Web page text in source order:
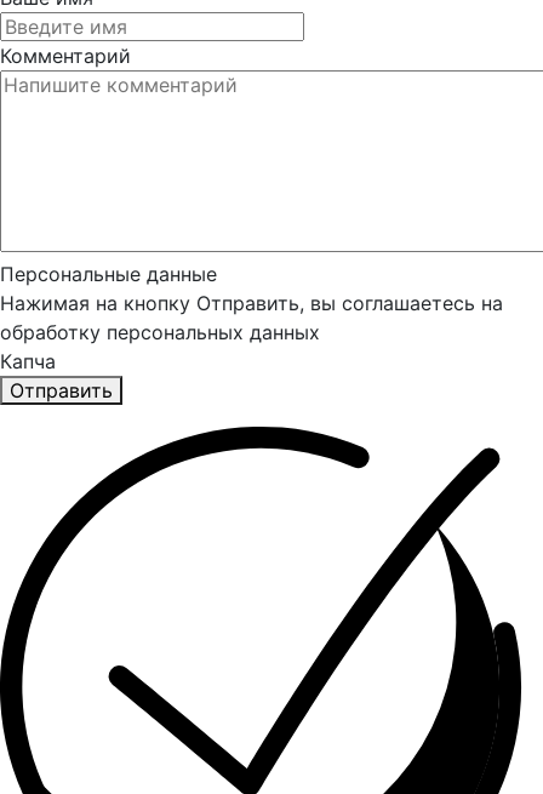
Комментарий
Персональные данные
Нажимая на кнопку Отправить, вы соглашаетесь на
обработку персональных данных
Капча
Отправить